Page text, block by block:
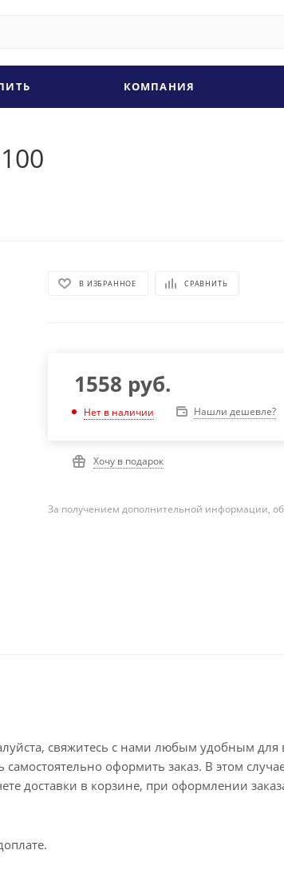
КОМПАНИЯ
В ИЗБРАННОЕ СРАВНИТЬ
1558 руб.
Нет в наличии Нашли дешевле?
Хочу в подарок
За получением дополнительной информации,
свяжитесь с нами любым удобным для
оформить заказ. В этом
доставки в корзине, при оформлении